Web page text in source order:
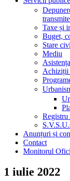
Taxe și
Buget,
Stare
Mediu
Achiziții
S.V.S.U.
Anunțuri și
Contact
Monitorul
1 iulie 2022